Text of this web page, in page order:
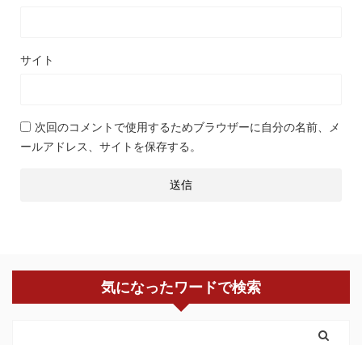
サイト
次回のコメントで使用するためブラウザーに自分の名前、メ
ールアドレス、サイトを保存する。
気になったワードで検索